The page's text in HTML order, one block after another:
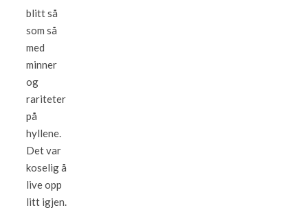
blitt så
som så
med
minner
og
rariteter
på
hyllene.
Det var
koselig å
live opp
litt igjen.